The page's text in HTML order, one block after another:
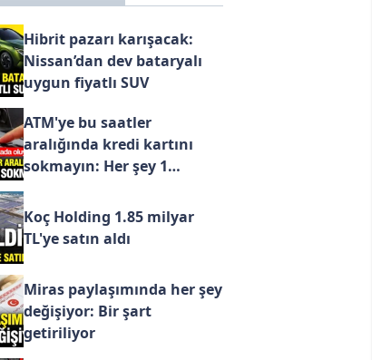
Muğla
Muş
Nevşehir
Niğde
Ordu
Rize
Sakarya
Samsun
Siirt
Sinop
Sivas
Tekirdağ
Tokat
Hibrit pazarı karışacak:
Nissan’dan dev bataryalı
uygun fiyatlı SUV
ATM'ye bu saatler
aralığında kredi kartını
sokmayın: Her şey 1
Koç Holding 1.85 milyar
TL'ye satın aldı
Miras paylaşımında her şey
değişiyor: Bir şart
getiriliyor